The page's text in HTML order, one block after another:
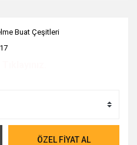
Buat Çeşitleri
ÖZEL FİYAT AL